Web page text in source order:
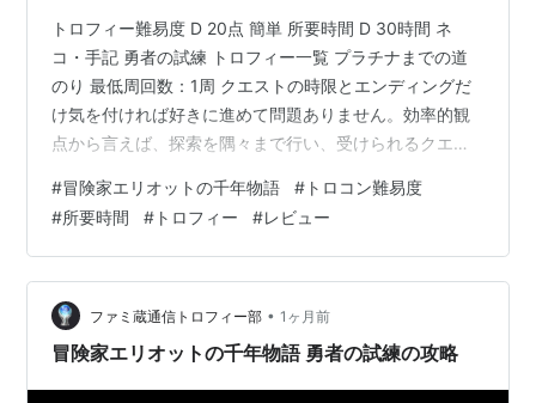
トロフィー難易度 D 20点 簡単 所要時間 D 30時間 ネ
コ・手記 勇者の試練 トロフィー一覧 プラチナまでの道
のり 最低周回数：1周 クエストの時限とエンディングだ
け気を付ければ好きに進めて問題ありません。効率的観
点から言えば、探索を隅々まで行い、受けられるクエス
身に合った難易度で進められます。 手記以外の収集物は
マップに表示されるようになるので手記だけ注意です 難
しい場合の対処 試練やボスをローカル2Pプレイ（PS5の
場合シェアプレイも可能）だと楽になるので、難しい場
合友達と一緒に冒険しよう。2Pプレイ時は「魔力結晶」
があると魔法使…
#冒険家エリオットの千年物語 # トロコン難易度
#所要時間 # トロフィー #レビュー
ファミ蔵通信トロフィー部 • 1ヶ月前
冒険家エリオットの千年物語 勇者の試練の攻略